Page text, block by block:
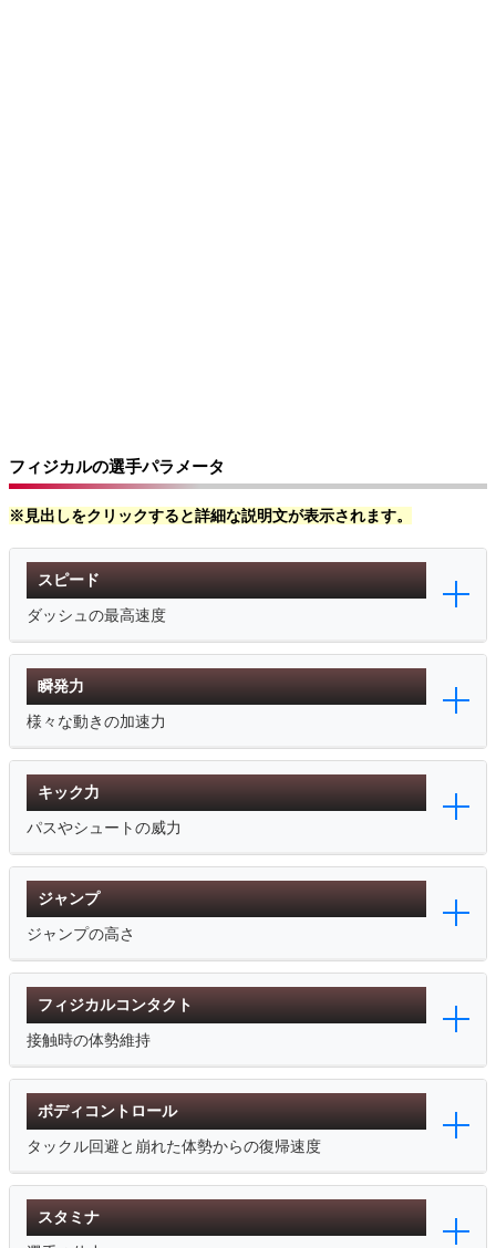
フィジカルの選手パラメータ
※見出しをクリックすると詳細な説明文が表示されます。
スピード
ダッシュの最高速度
瞬発力
様々な動きの加速力
キック力
パスやシュートの威力
ジャンプ
ジャンプの高さ
フィジカルコンタクト
接触時の体勢維持
ボディコントロール
タックル回避と崩れた体勢からの復帰速度
スタミナ